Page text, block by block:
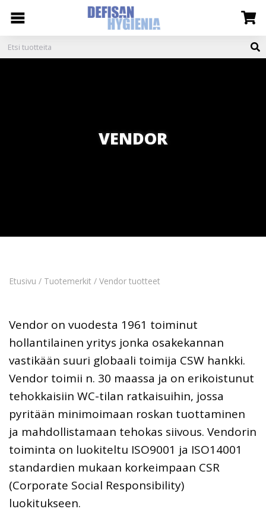
VENDOR
Etusivu / Tuotemerkit / Vendor tuotteet
Vendor on vuodesta 1961 toiminut
hollantilainen yritys jonka osakekannan
vastikään suuri globaali toimija CSW hankki.
Vendor toimii n. 30 maassa ja on erikoistunut
tehokkaisiin WC-tilan ratkaisuihin, jossa
pyritään minimoimaan roskan tuottaminen
ja mahdollistamaan tehokas siivous. Vendorin
toiminta on luokiteltu ISO9001 ja ISO14001
standardien mukaan korkeimpaan CSR
(Corporate Social Responsibility)
luokitukseen.